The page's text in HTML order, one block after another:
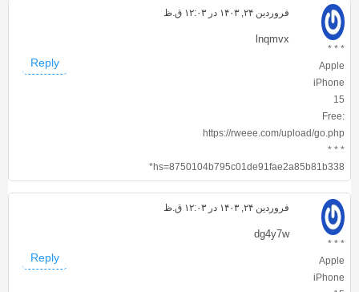
* * *
Apple
iPhone
Free:
https://rweee.com/upload/go.php
* * *
hs=8750104b795c01de91fae2a85b81b338*
فروردین ۲۴, ۱۴۰۳ در ۱۲:۰۳ ق.ظ
lnqmvx
Reply
* * *
Apple
iPhone
فروردین ۲۴, ۱۴۰۳ در ۱۲:۰۳ ق.ظ
dg4y7w
Reply